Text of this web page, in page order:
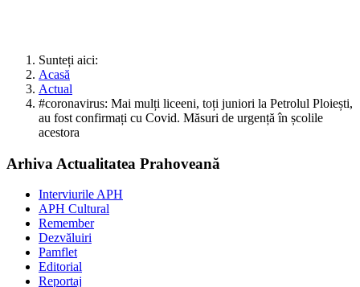
Sunteți aici:
Acasă
Actual
#coronavirus: Mai mulți liceeni, toți juniori la Petrolul Ploiești,
au fost confirmați cu Covid. Măsuri de urgență în școlile
acestora
Arhiva Actualitatea Prahoveană
Interviurile APH
APH Cultural
Remember
Dezvăluiri
Pamflet
Editorial
Reportaj